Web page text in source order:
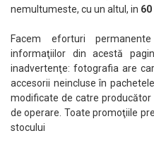
nemultumeste, cu un altul, in
Facem eforturi
informaţiilor din acestă
inadvertenţe: fotografia are
accesorii neincluse în
modificate de catre
de operare. Toate promoţiile
stocului